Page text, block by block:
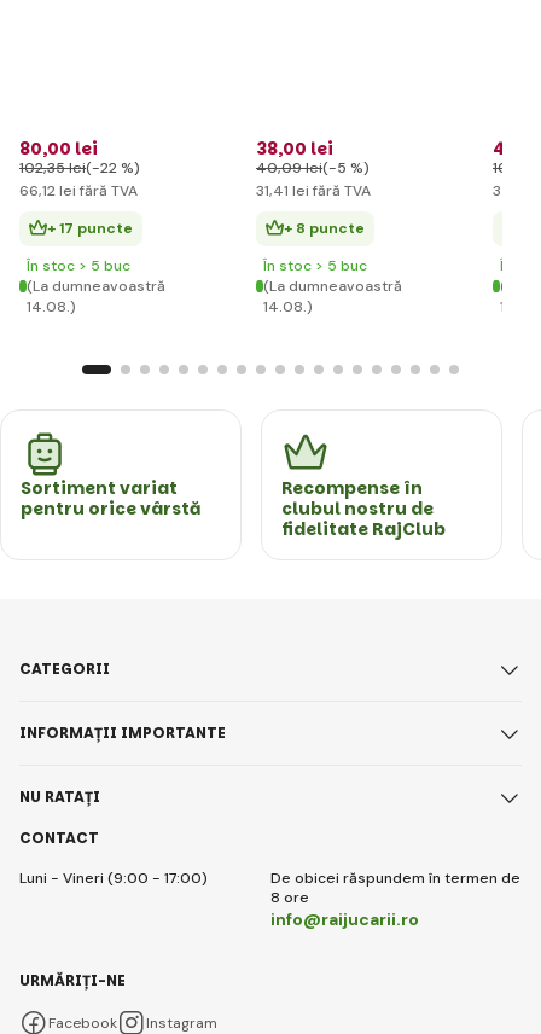
80,00 lei
102,35 lei(-22 %)
66,12 lei fără TVA
+ 17 puncte
În stoc > 5 buc
(La dumneavoastră
14.08.)
38,00 lei
40,09 lei(-5 %)
31,41 lei fără TVA
+ 8 puncte
În stoc > 5 buc
(La dumneavoastră
14.08.)
42
102
35
În
(La
Sortiment variat
pentru orice vârstă
Recompense în
clubul nostru de
fidelitate RajClub
CONTACT
Luni - Vineri (9:00 - 17:00)
De obicei răspundem în termen de
8 ore
info@raijucarii.ro
CATEGORII
INFORMAȚII IMPORTANTE
NU RATAȚI
URMĂRIȚI-NE
Facebook Instagram